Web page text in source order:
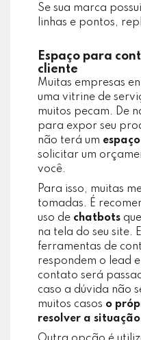
Se sua marca
linhas e pontos,
Espaço para
cliente
Muitas empresas
uma vitrine de
muitos pecam. De
para expor seu
não terá um
solicitar um
você.
Para isso, muitas
tomadas. É
uso de chatbots
na tela do seu site.
ferramentas de
respondem o lead
contato será
caso a dúvida não
muitos casos o
resolver a